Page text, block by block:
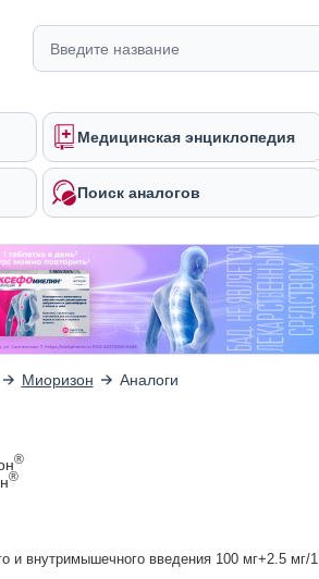
Медицинская энциклопедия
Поиск аналогов
Миоризон Аналоги
®
®
и внутримышечного введения 100 мг+2.5 мг/1